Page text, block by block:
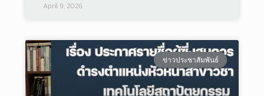
April 9, 2026
ข่าวประชาสัมพันธ์